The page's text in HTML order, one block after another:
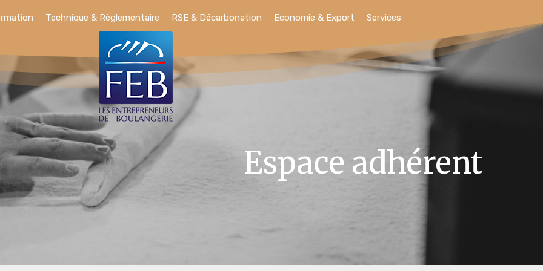
Technique & Règlementaire RSE & Décarbonation Economie & Export Services
Espace adhérent